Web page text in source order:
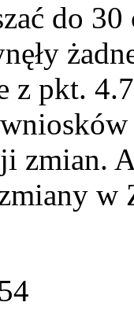
do
z pkt.
zmian.
w